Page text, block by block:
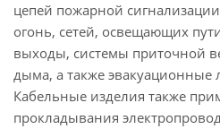
цепей пожарной
огонь, сетей, освещающих
выходы, системы приточной
дыма, а также эвакуационные
Кабельные изделия также
прокладывания